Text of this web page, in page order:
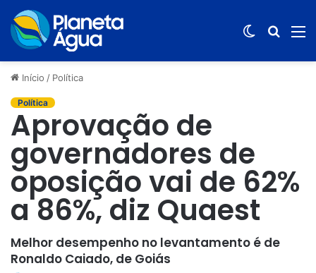
Switch
Início / Política
Política
Aprovação de
governadores de
oposição vai de 62%
a 86%, diz Quaest
Melhor desempenho no levantamento é de
Ronaldo Caiado, de Goiás